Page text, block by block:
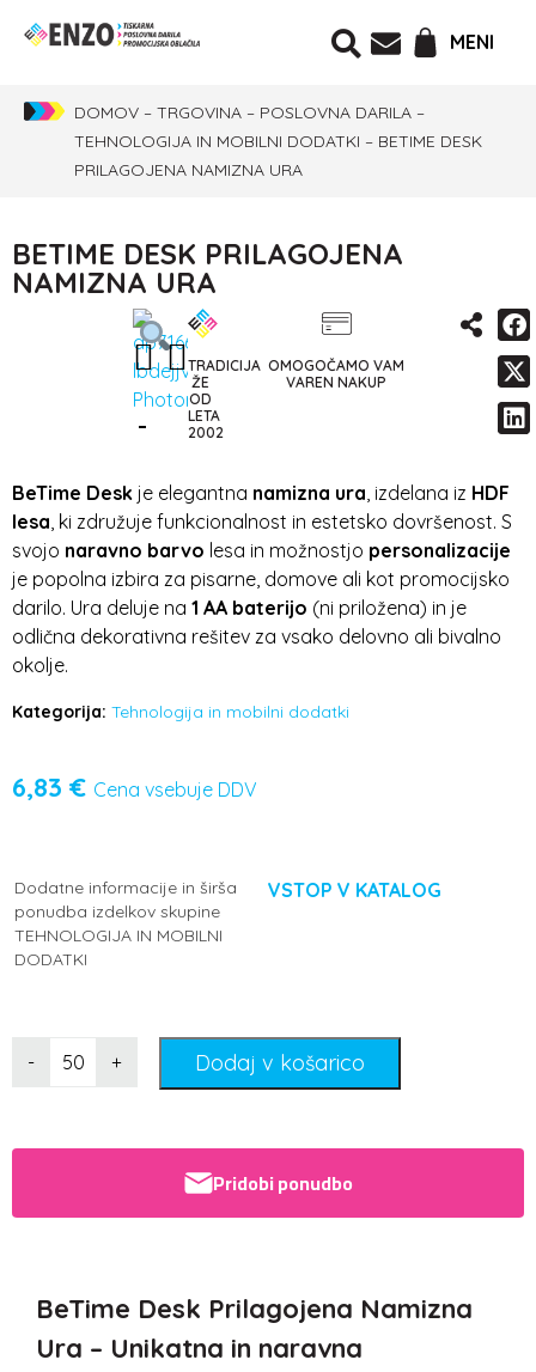
MENI
DOMOV – TRGOVINA – POSLOVNA DARILA –
TEHNOLOGIJA IN MOBILNI DODATKI – BETIME DESK
PRILAGOJENA NAMIZNA URA
BETIME DESK PRILAGOJENA
NAMIZNA URA
TRADICIJA
ŽE
OD
LETA
2002
OMOGOČAMO VAM
VAREN NAKUP
BeTime Desk je elegantna namizna ura, izdelana iz HDF
lesa, ki združuje funkcionalnost in estetsko dovršenost. S
svojo naravno barvo lesa in možnostjo personalizacije
je popolna izbira za pisarne, domove ali kot promocijsko
darilo. Ura deluje na 1 AA baterijo (ni priložena) in je
odlična dekorativna rešitev za vsako delovno ali bivalno
okolje.
Kategorija: Tehnologija in mobilni dodatki
6,83 € Cena vsebuje DDV
Dodatne informacije in širša
ponudba izdelkov skupine
TEHNOLOGIJA IN MOBILNI
DODATKI
VSTOP V KATALOG
- + Dodaj v košarico
Pridobi ponudbo
BeTime Desk Prilagojena Namizna
Ura – Unikatna in naravna